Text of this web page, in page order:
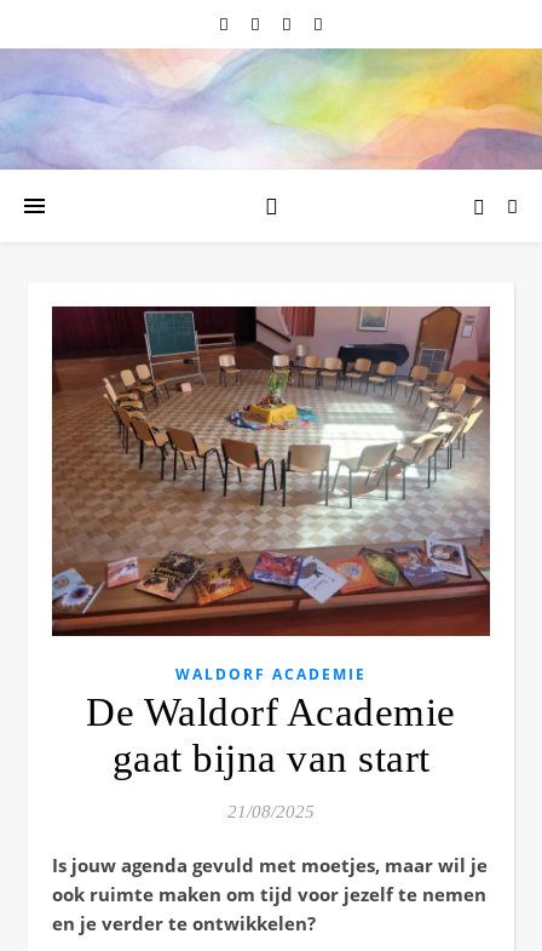
WALDORF ACADEMIE
De Waldorf Academie
gaat bijna van start
21/08/2025
Is jouw agenda gevuld met moetjes, maar wil je
ook ruimte maken om tijd voor jezelf te nemen
en je verder te ontwikkelen?